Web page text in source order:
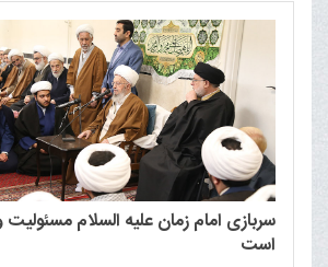
سربازی امام زمان علیه السلام
است